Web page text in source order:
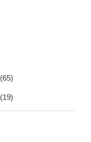
(65)
(19)